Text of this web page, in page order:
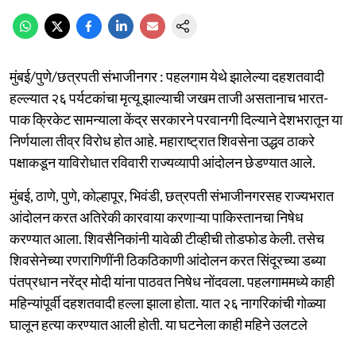
मुंबई/पुणे/छत्रपती संभाजीनगर : पहलगाम येथे झालेल्या दहशतवादी
हल्ल्यात २६ पर्यटकांचा मृत्यू झाल्याची जखम ताजी असतानाच भारत-
पाक क्रिकेट सामन्याला केंद्र सरकारने परवानगी दिल्याने देशभरातून या
निर्णयाला तीव्र विरोध होत आहे. महाराष्ट्रात शिवसेना उद्धव ठाकरे
पक्षाकडून याविरोधात रविवारी राज्यव्यापी आंदोलन छेडण्यात आले.
मुंबई, ठाणे, पुणे, कोल्हापूर, भिवंडी, छत्रपती संभाजीनगरसह राज्यभरात
आंदोलन करत अतिरेकी कारवाया करणाऱ्या पाकिस्तानचा निषेध
करण्यात आला. शिवसैनिकांनी यावेळी टीव्हीची तोडफोड केली. तसेच
शिवसेनेच्या रणरागिणींनी ठिकठिकाणी आंदोलन करत सिंदूरच्या डब्या
पंतप्रधान नरेंद्र मोदी यांना पाठवत निषेध नोंदवला. पहलगाममध्ये काही
महिन्यांपूर्वी दहशतवादी हल्ला झाला होता. यात २६ नागरिकांची गोळ्या
घालून हत्या करण्यात आली होती. या घटनेला काही महिने उलटले